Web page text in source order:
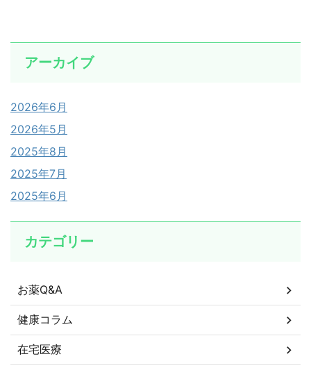
アーカイブ
2026年6月
2026年5月
2025年8月
2025年7月
2025年6月
カテゴリー
お薬Q&A
健康コラム
在宅医療